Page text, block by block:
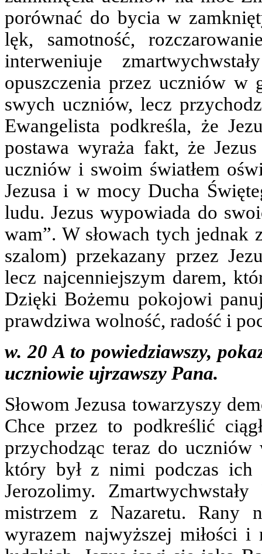
porównać do bycia w
lęk, samotność,
interweniuje
opuszczenia przez uczniów w
swych uczniów, lecz
Ewangelista podkreśla, że
postawa wyraża fakt, że
uczniów i swoim światłem
Jezusa i w mocy Ducha
ludu. Jezus wypowiada do
wam”. W słowach tych jednak
szalom) przekazany przez
lecz najcenniejszym darem,
Dzięki Bożemu pokojowi
prawdziwa wolność, radość i
w. 20 A to powiedziawszy,
uczniowie ujrzawszy Pana.
Słowom Jezusa towarzyszy
Chce przez to podkreślić
przychodząc teraz do
który był z nimi podczas ich
Jerozolimy.
mistrzem z Nazaretu. Rany
wyrazem najwyższej miłości